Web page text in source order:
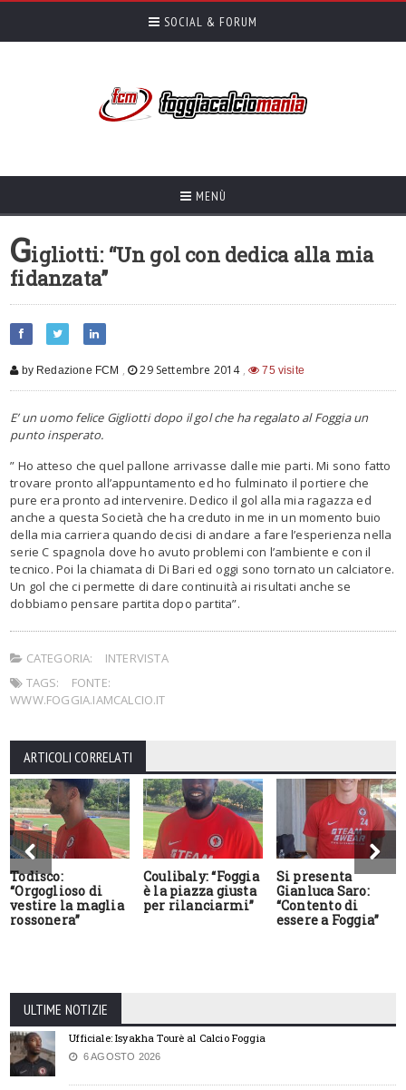
SOCIAL & FORUM
MENÙ
Gigliotti: “Un gol con dedica alla mia
fidanzata”
by Redazione FCM , 29 Settembre 2014 , 75 visite
E’ un uomo felice Gigliotti dopo il gol che ha regalato al Foggia un
punto insperato.
” Ho atteso che quel pallone arrivasse dalle mie parti. Mi sono fatto
trovare pronto all’appuntamento ed ho fulminato il portiere che
pure era pronto ad intervenire. Dedico il gol alla mia ragazza ed
anche a questa Società che ha creduto in me in un momento buio
della mia carriera quando decisi di andare a fare l’esperienza nella
serie C spagnola dove ho avuto problemi con l’ambiente e con il
tecnico. Poi la chiamata di Di Bari ed oggi sono tornato un calciatore.
Un gol che ci permette di dare continuità ai risultati anche se
dobbiamo pensare partita dopo partita”.
CATEGORIA:
INTERVISTA
TAGS:
FONTE:
WWW.FOGGIA.IAMCALCIO.IT
ARTICOLI CORRELATI
Todisco:
“Orgoglioso di
vestire la maglia
rossonera”
Coulibaly: “Foggia
è la piazza giusta
per rilanciarmi”
Si presenta
Gianluca Saro:
“Contento di
essere a Foggia”
ULTIME NOTIZIE
Ufficiale: Isyakha Tourè al Calcio Foggia
6 AGOSTO 2026